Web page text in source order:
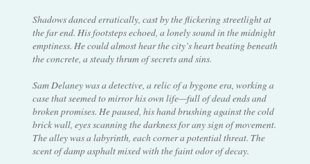
Shadows danced erratically, cast by the flickering streetlight at
the far end. His footsteps echoed, a lonely sound in the midnight
emptiness. He could almost hear the city’s heart beating beneath
the concrete, a steady thrum of secrets and sins.
Sam Delaney was a detective, a relic of a bygone era, working a
case that seemed to mirror his own life—full of dead ends and
broken promises. He paused, his hand brushing against the cold
brick wall, eyes scanning the darkness for any sign of movement.
The alley was a labyrinth, each corner a potential threat. The
scent of damp asphalt mixed with the faint odor of decay.